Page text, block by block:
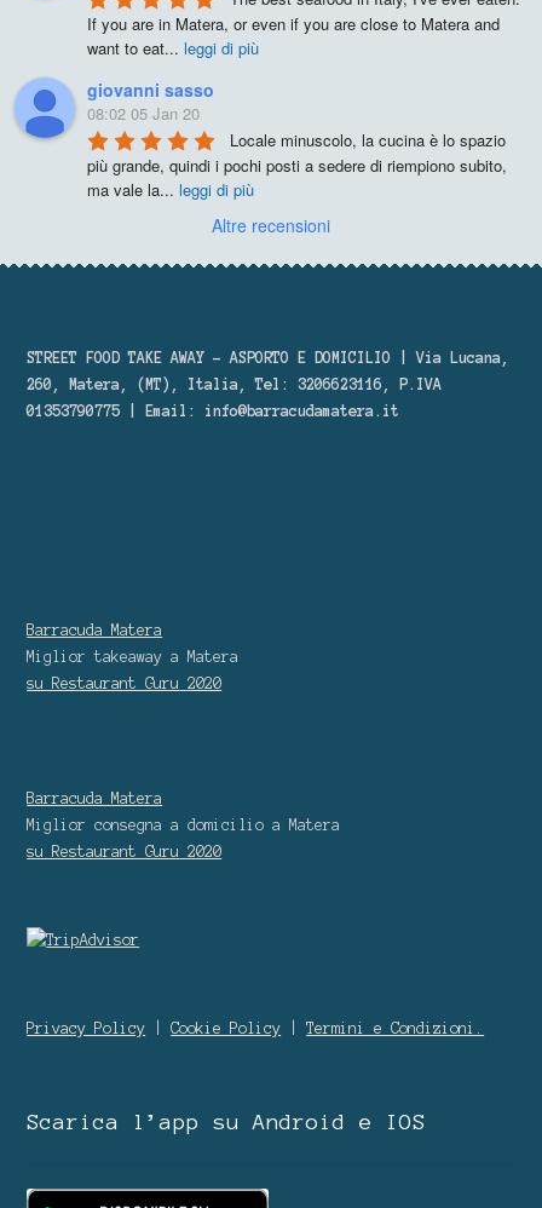
If you are in Matera, or even if you are close to Matera and
want to eat... leggi di più
giovanni sasso
08:02 05 Jan 20
Locale minuscolo, la cucina è lo spazio
più grande, quindi i pochi posti a sedere di riempiono subito,
ma vale la... leggi di più
Altre recensioni
STREET FOOD TAKE AWAY – ASPORTO E DOMICILIO | Via Lucana,
260, Matera, (MT), Italia, Tel: 3206623116, P.IVA
01353790775 | Email: info@barracudamatera.it
Barracuda Matera
Miglior takeaway a Matera
su Restaurant Guru
2020
Barracuda Matera
Miglior consegna a domicilio a Matera
su Restaurant Guru
2020
Privacy Policy |Cookie Policy |Termini e Condizioni.
Scarica l’app su Android e IOS